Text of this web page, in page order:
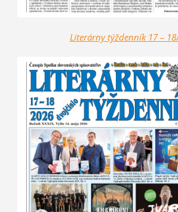
Literárny týždenník 17 –